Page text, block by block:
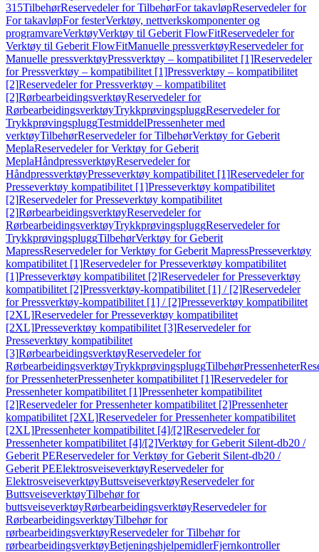
315TilbehørReservedeler for TilbehørFor takavløpReservedeler for
For takavløpFor festerVerktøy, nettverkskomponenter og
programvareVerktøyVerktøy til Geberit FlowFitReservedeler for
Verktøy til Geberit FlowFitManuelle pressverktøyReservedeler for
Manuelle pressverktøyPressverktøy – kompatibilitet [1]Reservedeler
for Pressverktøy – kompatibilitet [1]Pressverktøy – kompatibilitet
[2]Reservedeler for Pressverktøy – kompatibilitet
[2]RørbearbeidingsverktøyReservedeler for
RørbearbeidingsverktøyTrykkprøvingspluggReservedeler for
TrykkprøvingspluggTestmiddelPressenheter med
verktøyTilbehørReservedeler for TilbehørVerktøy for Geberit
MeplaReservedeler for Verktøy for Geberit
MeplaHåndpressverktøyReservedeler for
HåndpressverktøyPresseverktøy kompatibilitet [1]Reservedeler for
Presseverktøy kompatibilitet [1]Presseverktøy kompatibilitet
[2]Reservedeler for Presseverktøy kompatibilitet
[2]RørbearbeidingsverktøyReservedeler for
RørbearbeidingsverktøyTrykkprøvingspluggReservedeler for
TrykkprøvingspluggTilbehørVerktøy for Geberit
MapressReservedeler for Verktøy for Geberit MapressPresseverktøy
kompatibilitet [1]Reservedeler for Presseverktøy kompatibilitet
[1]Presseverktøy kompatibilitet [2]Reservedeler for Presseverktøy
kompatibilitet [2]Pressverktøy-kompatibilitet [1] / [2]Reservedeler
for Pressverktøy-kompatibilitet [1] / [2]Presseverktøy kompatibilitet
[2XL]Reservedeler for Presseverktøy kompatibilitet
[2XL]Presseverktøy kompatibilitet [3]Reservedeler for
Presseverktøy kompatibilitet
[3]RørbearbeidingsverktøyReservedeler for
RørbearbeidingsverktøyTrykkprøvingspluggTilbehørPressenheter
for PressenheterPressenheter kompatibilitet [1]Reservedeler for
Pressenheter kompatibilitet [1]Pressenheter kompatibilitet
[2]Reservedeler for Pressenheter kompatibilitet [2]Pressenheter
kompatibilitet [2XL]Reservedeler for Pressenheter kompatibilitet
[2XL]Pressenheter kompatibilitet [4]/[2]Reservedeler for
Pressenheter kompatibilitet [4]/[2]Verktøy for Geberit Silent-db20 /
Geberit PEReservedeler for Verktøy for Geberit Silent-db20 /
Geberit PEElektrosveiseverktøyReservedeler for
ElektrosveiseverktøyButtsveiseverktøyReservedeler for
ButtsveiseverktøyTilbehør for
buttsveiseverktøyRørbearbeidingsverktøyReservedeler for
RørbearbeidingsverktøyTilbehør for
rørbearbeidingsverktøyReservedeler for Tilbehør for
rørbearbeidingsverktøyBetjeningshjelpemidlerFjernkontroller